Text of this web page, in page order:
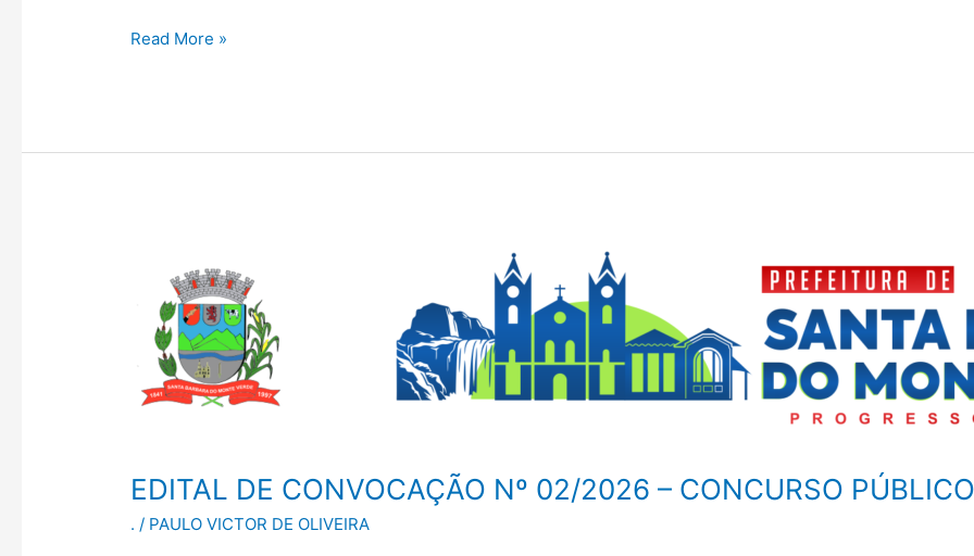
01/2026
Read More »
EDITAL DE CONVOCAÇÃO Nº 02/2026 – CONCURSO
. / PAULO VICTOR DE OLIVEIRA
CONVOCAÇÃO
02/2026
CONCURSO
01/2025